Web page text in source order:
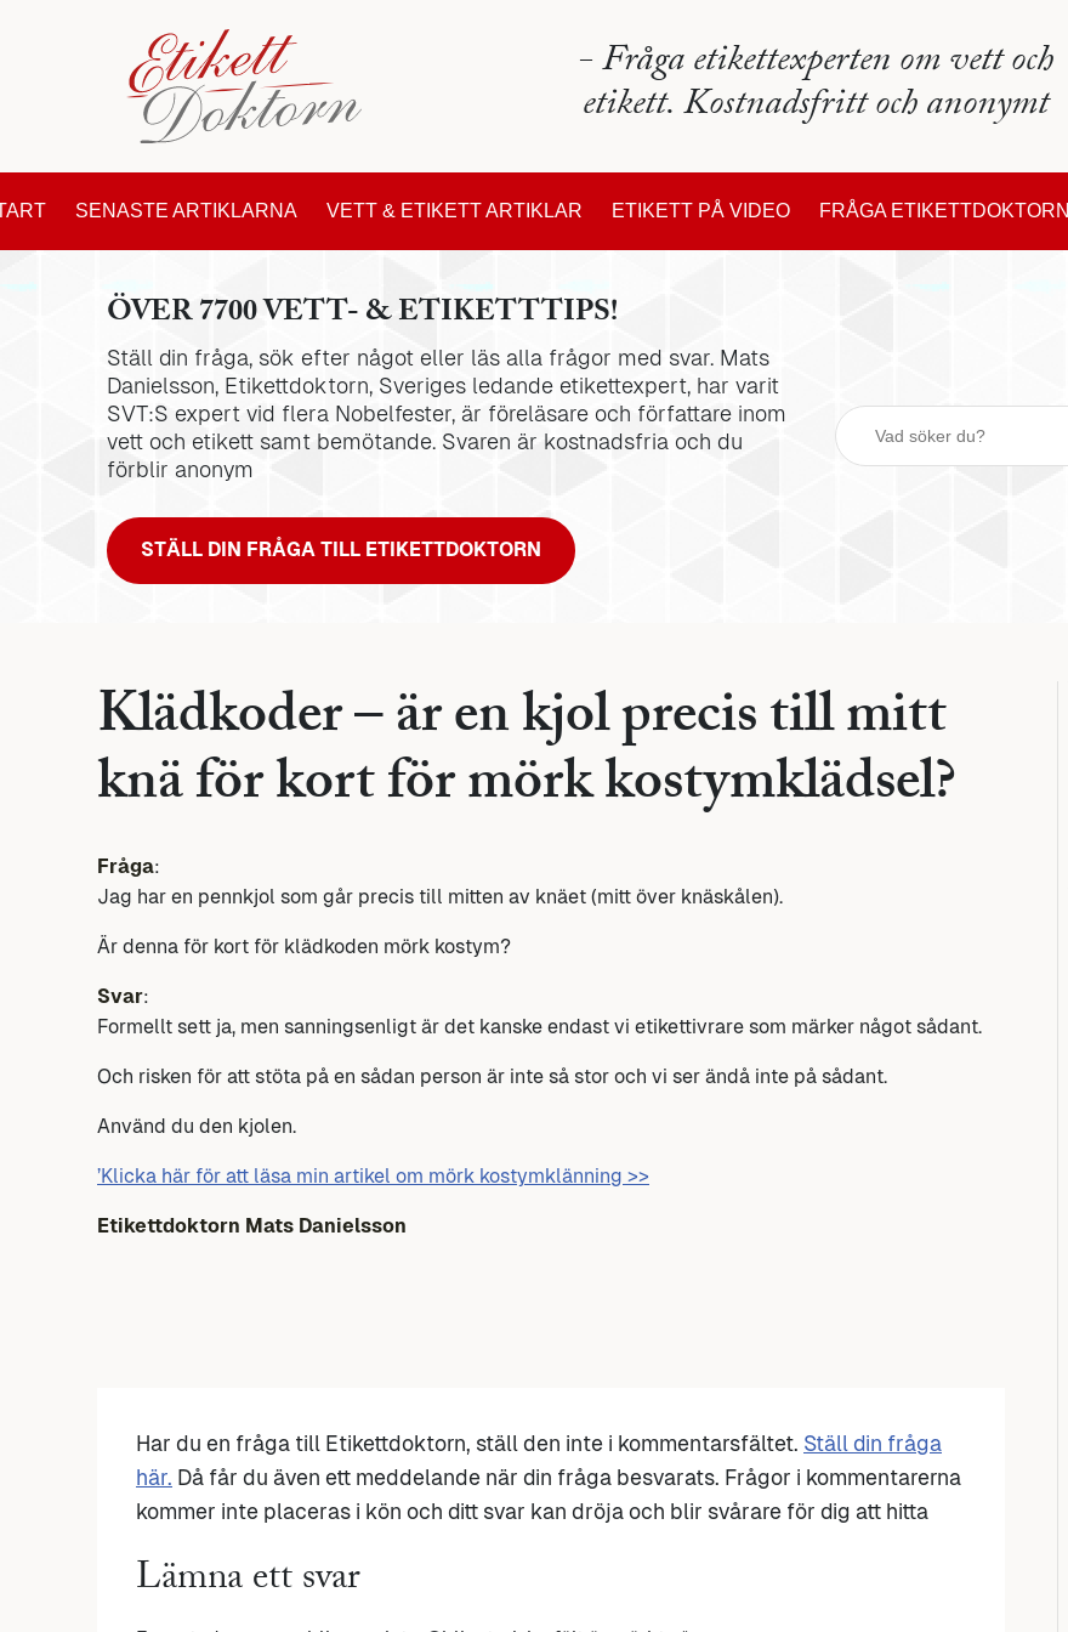
- Fråga etikettexperten om vett och
etikett. Kostnadsfritt och anonymt
SENASTE ARTIKLARNA VETT & ETIKETT ARTIKLAR ETIKETT PÅ VIDEO FRÅGA ETIKETTDOKTORN
ÖVER 7700 VETT- & ETIKETTTIPS!
Ställ din fråga, sök efter något eller läs alla frågor med svar. Mats
Danielsson, Etikettdoktorn, Sveriges ledande etikettexpert, har varit
SVT:S expert vid flera Nobelfester, är föreläsare och författare inom
vett och etikett samt bemötande. Svaren är kostnadsfria och du
förblir anonym
STÄLL DIN FRÅGA TILL ETIKETTDOKTORN
Klädkoder – är en kjol precis till mitt
knä för kort för mörk kostymklädsel?
Fråga:
Jag har en pennkjol som går precis till mitten av knäet (mitt över knäskålen).
Är denna för kort för klädkoden mörk kostym?
Svar:
Formellt sett ja, men sanningsenligt är det kanske endast vi etikettivrare som märker något sådant.
Och risken för att stöta på en sådan person är inte så stor och vi ser ändå inte på sådant.
Använd du den kjolen.
’Klicka här för att läsa min artikel om mörk kostymklänning >>
Etikettdoktorn Mats Danielsson
Har du en fråga till Etikettdoktorn, ställ den inte i kommentarsfältet. Ställ din fråga
här. Då får du även ett meddelande när din fråga besvarats. Frågor i kommentarerna
kommer inte placeras i kön och ditt svar kan dröja och blir svårare för dig att hitta
Lämna ett svar